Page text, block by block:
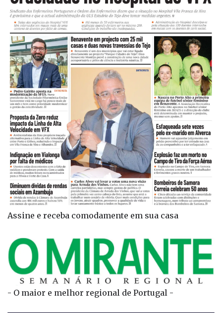
Assine e receba comodamente em sua casa
- O maior e melhor regional de Portugal -